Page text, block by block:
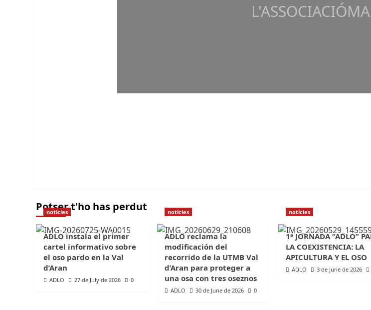
L'ASSOCIACIÓ
Potser t'ho has perdut
notícies
ADLO instala el primer
cartel informativo sobre
el oso pardo en la Val
d’Aran
ADLO 27 de July de 2026 0
notícies
ADLO reclama la
modificación del
recorrido de la UTMB Val
d’Aran para proteger a
una osa con tres oseznos
ADLO 30 de June de 2026 0
notícies
1ª JORNADA “ADLO”
LA COEXISTENCIA: LA
APICULTURA Y EL OSO
ADLO 3 de June de 2026